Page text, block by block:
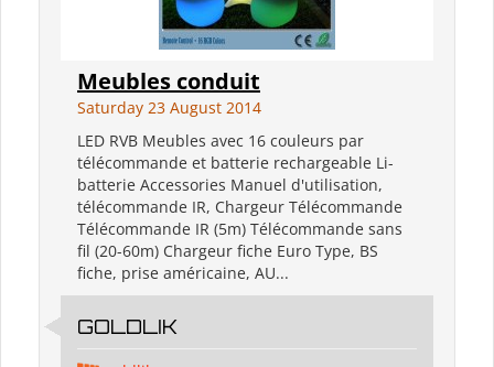
Meubles conduit
Saturday 23 August 2014
LED RVB Meubles avec 16 couleurs par
télécommande et batterie rechargeable Li-
batterie Accessories Manuel d'utilisation,
télécommande IR, Chargeur Télécommande
Télécommande IR (5m) Télécommande sans
fil (20-60m) Chargeur fiche Euro Type, BS
fiche, prise américaine, AU...
GOLDLIK